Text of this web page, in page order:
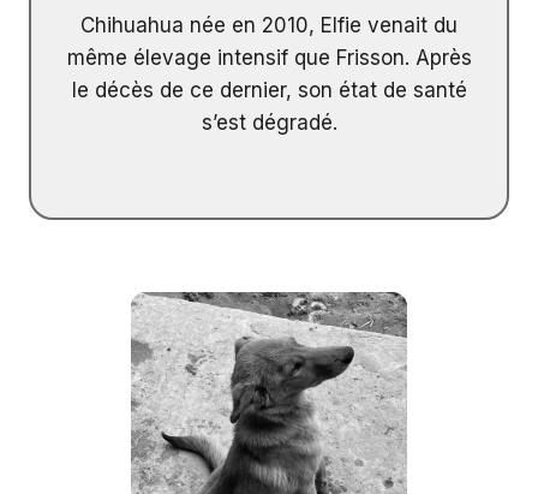
Chihuahua née en 2010, Elfie venait du
même élevage intensif que Frisson. Après
le décès de ce dernier, son état de santé
s’est dégradé.